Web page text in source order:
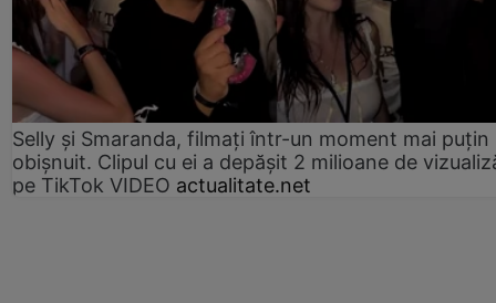
Selly și Smaranda, filmați într-un moment mai puțin
obișnuit. Clipul cu ei a depășit 2 milioane de
pe TikTok VIDEO actualitate.net